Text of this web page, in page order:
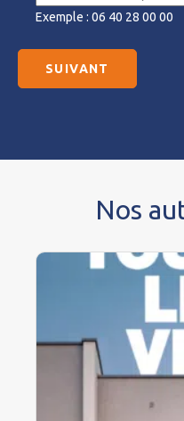
Exemple : 06 40 28 00 00
Nos